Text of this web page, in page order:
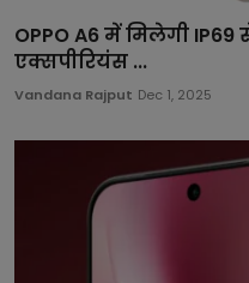
OPPO A6 में मिलेगी
एक्सपीरियंस ...
Vandana Rajput Dec 1, 2025